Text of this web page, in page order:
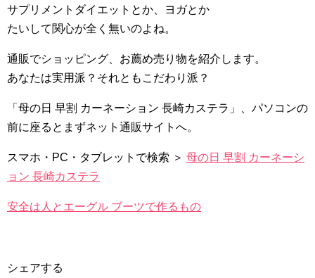
サプリメントダイエットとか、ヨガとか
たいして関心が全く無いのよね。
通販でショッピング、お薦め売り物を紹介します。
あなたは実用派？それともこだわり派？
「母の日 早割 カーネーション 長崎カステラ」、パソコンの
前に座るとまずネット通販サイトへ。
スマホ・PC・タブレットで検索 ＞ 母の日 早割 カーネーシ
ョン 長崎カステラ
安全は人とエーグル ブーツで作るもの
シェアする